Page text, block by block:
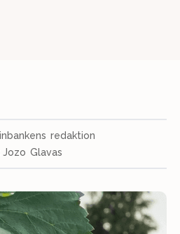
redaktion
Jozo Glavas